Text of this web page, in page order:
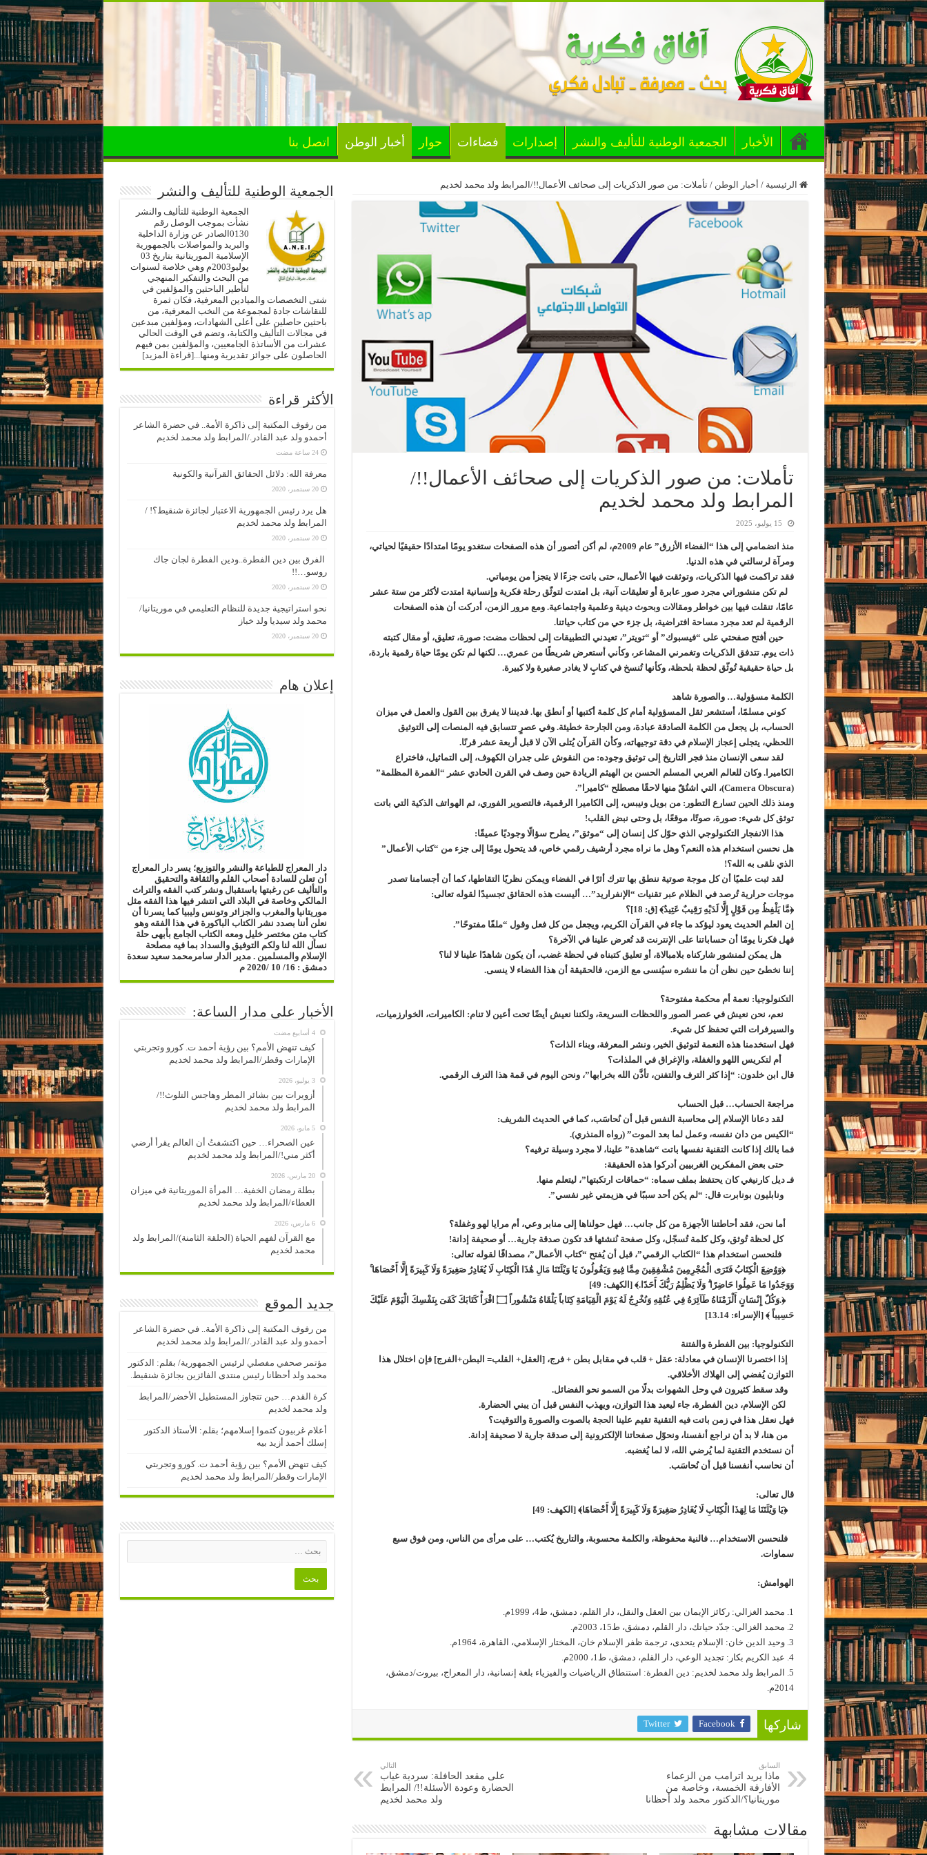
الأخبار الجمعية الوطنية للتأليف والنشر إصدارات فضاءات حوار أخبار الوطن اتصل بنا
الرئيسية / أخبار الوطن / تأملات: من صور الذكريات إلى صحائف الأعمال!!/المرابط ولد محمد لخديم
تأملات: من صور الذكريات إلى صحائف الأعمال!!/
المرابط ولد محمد لخديم
15 يوليو، 2025
منذ انضمامي إلى هذا “الفضاء الأزرق” عام 2009م، لم أكن أتصور أن هذه الصفحات ستغدو يومًا امتدادًا حقيقيًا لحياتي،
ومرآة لرسالتي في هذه الدنيا.
فقد تراكمت فيها الذكريات، وتوثقت فيها الأعمال، حتى باتت جزءًا لا يتجزأ من يومياتي.
لم تكن منشوراتي مجرد صور عابرة أو تعليقات آنية، بل امتدت لتوثّق رحلة فكرية وإنسانية امتدت لأكثر من ستة عشر
عامًا، تنقلت فيها بين خواطر ومقالات وبحوث دينية وعلمية واجتماعية. ومع مرور الزمن، أدركت أن هذه الصفحات
الرقمية لم تعد مجرد مساحة افتراضية، بل جزء حي من كتاب حياتنا.
حين أفتح صفحتي على “فيسبوك” أو “تويتر”، تعيدني التطبيقات إلى لحظات مضت: صورة، تعليق، أو مقال كتبته
ذات يوم. تتدفق الذكريات وتغمرني المشاعر، وكأني أستعرض شريطًا من عمري… لكنها لم تكن يومًا حياة رقمية باردة،
بل حياة حقيقية تُوثّق لحظة بلحظة، وكأنها تُنسخ في كتابٍ لا يغادر صغيرة ولا كبيرة.
الكلمة مسؤولية… والصورة شاهد
كوني مسلمًا، أستشعر ثقل المسؤولية أمام كل كلمة أكتبها أو أنطق بها. فديننا لا يفرق بين القول والعمل في ميزان
الحساب، بل يجعل من الكلمة الصادقة عبادة، ومن الجارحة خطيئة. وفي عصرٍ تتسابق فيه المنصات إلى التوثيق
اللحظي، يتجلى إعجاز الإسلام في دقة توجيهاته، وكأن القرآن يُتلى الآن لا قبل أربعة عشر قرنًا.
لقد سعى الإنسان منذ فجر التاريخ إلى توثيق وجوده: من النقوش على جدران الكهوف، إلى التماثيل، فاختراع
الكاميرا. وكان للعالم العربي المسلم الحسن بن الهيثم الريادة حين وصف في القرن الحادي عشر “القمرة المظلمة”
(Camera Obscura)، التي اشتُقّ منها لاحقًا مصطلح “كاميرا”.
ومنذ ذلك الحين تسارع التطور: من بويل ونيبس، إلى الكاميرا الرقمية، فالتصوير الفوري، ثم الهواتف الذكية التي باتت
توثق كل شيء: صورة، صوتًا، موقعًا، بل وحتى نبض القلب!
هذا الانفجار التكنولوجي الذي حوّل كل إنسان إلى “موثق”، يطرح سؤالًا وجوديًا عميقًا:
هل نحسن استخدام هذه النعم؟ وهل ما نراه مجرد أرشيف رقمي خاص، قد يتحول يومًا إلى جزء من “كتاب الأعمال”
الذي نلقى به الله؟!
لقد ثبت علميًا أن كل موجة صوتية ننطق بها تترك أثرًا في الفضاء ويمكن نظريًا التقاطها، كما أن أجسامنا تصدر
موجات حرارية تُرصد في الظلام عبر تقنيات “الإنفراريد”… أليست هذه الحقائق تجسيدًا لقوله تعالى:
﴿مَّا يَلْفِظُ مِن قَوْلٍ إِلَّا لَدَيْهِ رَقِيبٌ عَتِيدٌ﴾ [ق: 18]؟
إن العلم الحديث يعود ليؤكد ما جاء في القرآن الكريم، ويجعل من كل فعل وقول “ملفًا مفتوحًا”.
فهل فكرنا يومًا أن حساباتنا على الإنترنت قد تُعرض علينا في الآخرة؟
هل يمكن لمنشور شاركناه بلامبالاة، أو تعليق كتبناه في لحظة غضب، أن يكون شاهدًا علينا لا لنا؟
إننا نخطئ حين نظن أن ما ننشره سيُنسى مع الزمن، فالحقيقة أن هذا الفضاء لا ينسى.
التكنولوجيا: نعمة أم محكمة مفتوحة؟
نعم، نحن نعيش في عصر الصور واللحظات السريعة، ولكننا نعيش أيضًا تحت أعين لا تنام: الكاميرات، الخوارزميات،
والسيرفرات التي تحفظ كل شيء.
فهل استخدمنا هذه النعمة لتوثيق الخير، ونشر المعرفة، وبناء الذات؟
أم لتكريس اللهو والغفلة، والإغراق في الملذات؟
قال ابن خلدون: “إذا كثر الترف والتفنن، تأذَّن الله بخرابها”، ونحن اليوم في قمة هذا الترف الرقمي.
مراجعة الحساب… قبل الحساب
لقد دعانا الإسلام إلى محاسبة النفس قبل أن نُحاسَب، كما في الحديث الشريف:
“الكيس من دان نفسه، وعمل لما بعد الموت” (رواه المنذري).
فما بالك إذا كانت التقنية نفسها باتت “شاهدة” علينا، لا مجرد وسيلة ترفيه؟
حتى بعض المفكرين الغربيين أدركوا هذه الحقيقة:
فـ ديل كارنيغي كان يحتفظ بملف سماه: “حماقات ارتكبتها”، ليتعلم منها.
ونابليون بونابرت قال: “لم يكن أحد سببًا في هزيمتي غير نفسي”.
أما نحن، فقد أحاطتنا الأجهزة من كل جانب… فهل حولناها إلى منابر وعي، أم مرايا لهو وغفلة؟
كل لحظة تُوثق، وكل كلمة تُسجّل، وكل صفحة نُنشئها قد تكون صدقة جارية… أو صحيفة إدانة!
فلنحسن استخدام هذا “الكتاب الرقمي”، قبل أن يُفتح “كتاب الأعمال”، مصداقًا لقوله تعالى:
﴿وَوُضِعَ الْكِتَابُ فَتَرَى الْمُجْرِمِينَ مُشْفِقِينَ مِمَّا فِيهِ وَيَقُولُونَ يَا وَيْلَتَنَا مَالِ هَٰذَا الْكِتَابِ لَا يُغَادِرُ صَغِيرَةً وَلَا كَبِيرَةً إِلَّا أَحْصَاهَا ۚ
وَوَجَدُوا مَا عَمِلُوا حَاضِرًا ۗ وَلَا يَظْلِمُ رَبُّكَ أَحَدًا.﴾ [الكهف: 49]
﴿.وَكُلّ إِنْسَانٍ أَلْزَمْنَاهُ طَآئِرَهُ فِي عُنُقِهِ وَنُخْرِجُ لَهُ يَوْمَ الْقِيَامَةِ كِتَاباً يَلْقَاهُ مَنْشُوراً ۝ اقْرَأْ كَتَابَكَ كَفَىَ بِنَفْسِكَ الْيَوْمَ عَلَيْكَ
حَسِيباً ﴾ [الإسراء: 13.14]
التكنولوجيا: بين الفطرة والفتنة
إذا اختصرنا الإنسان في معادلة: عقل + قلب في مقابل بطن + فرج، [العقل+ القلب= البطن+الفرج] فإن اختلال هذا
التوازن يُفضي إلى الهلاك الأخلاقي.
وقد سقط كثيرون في وحل الشهوات بدلًا من السمو نحو الفضائل.
لكن الإسلام، دين الفطرة، جاء ليعيد هذا التوازن، ويهذب النفس قبل أن يبني الحضارة.
فهل نعقل هذا في زمن باتت فيه التقنية تقيم علينا الحجة بالصوت والصورة والتوقيت؟
من هنا، لا بد أن نراجع أنفسنا، ونحوّل صفحاتنا الإلكترونية إلى صدقة جارية لا صحيفة إدانة.
أن نستخدم التقنية لما يُرضي الله، لا لما يُغضبه.
أن نحاسب أنفسنا قبل أن نُحاسَب.
قال تعالى:
﴿يَا وَيْلَتَنَا مَا لِهَذَا الْكِتَابِ لَا يُغَادِرُ صَغِيرَةً وَلَا كَبِيرَةً إِلَّا أَحْصَاهَا﴾ [الكهف: 49]
فلنحسن الاستخدام… فالنية محفوظة، والكلمة محسوبة، والتاريخ يُكتب… على مرأى من الناس، ومن فوق سبع
سماوات.
الهوامش:
1. محمد الغزالي: ركائز الإيمان بين العقل والنقل، دار القلم، دمشق، ط4، 1999م.
2. محمد الغزالي: جدّد حياتك، دار القلم، دمشق، ط15، 2003م.
3. وحيد الدين خان: الإسلام يتحدى، ترجمة ظفر الإسلام خان، المختار الإسلامي، القاهرة، 1964م.
4. عبد الكريم بكار: تجديد الوعي، دار القلم، دمشق، ط1، 2000م.
5. المرابط ولد محمد لخديم: دين الفطرة: استنطاق الرياضيات والفيزياء بلغة إنسانية، دار المعراج، بيروت/دمشق،
2014م.
شاركها Facebook
Twitter
السابق
ماذا يريد اترامب من الزعماء
الأفارقة الخمسة، وخاصة من
موريتانيا؟/الدكتور محمد ولد أحظانا
التالي
على مقعد الحافلة: سردية غياب
الحضارة وعودة الأسئلة!!/ المرابط
ولد محمد لخديم
مقالات مشابهة
الجمعية الوطنية للتأليف والنشر
الجمعية الوطنية للتأليف والنشر
نشأت بموجب الوصل رقم
0130الصادر عن وزارة الداخلية
والبريد والمواصلات بالجمهورية
الإسلامية الموريتانية بتاريخ 03
يوليو2003م وهي خلاصة لسنوات
من البحث والتفكير المنهجي
لتأطير الباحثين والمؤلفين في
شتى التخصصات والميادين المعرفية، فكان ثمرة
للنقاشات جادة لمجموعة من النخب المعرفية، من
باحثين حاصلين على أعلى الشهادات، ومؤلفين مبدعين
في مجالات التأليف والكتابة، وتضم في الوقت الحالي
عشرات من الأساتذة الجامعيين، والمؤلفين بمن فيهم
الحاصلون على جوائز تقديرية ومنها...[قراءة المزيد]
الأكثر قراءة
من رفوف المكتبة إلى ذاكرة الأمة.. في حضرة الشاعر
أحمدو ولد عبد القادر./المرابط ولد محمد لخديم
‏24 ساعة مضت
معرفة الله: دلائل الحقائق القرآنية والكونية
20 سبتمبر، 2020
هل يرد رئيس الجمهورية الاعتبار لجائزة شنقيط؟! /
المرابط ولد محمد لخديم
20 سبتمبر، 2020
الفرق بين دين الفطرة..ودين الفطرة لجان جاك
روسو…!!
20 سبتمبر، 2020
نحو استراتيجية جديدة للنظام التعليمي في موريتانيا/
محمد ولد سيديا ولد خباز
20 سبتمبر، 2020
إعلان هام
دار المعراج للطباعة والنشر والتوزيع؛ يسر دار المعراج
أن تعلن للسادة أصحاب القلم والثقافة والتحقيق
والتأليف عن رغبتها باستقبال ونشر كتب الفقه والتراث
المالكي وخاصة في البلاد التي انتشر فيها هذا الفقه مثل
موريتانيا والمغرب والجزائر وتونس وليبيا كما يسرنا أن
نعلن أننا بصدد نشر الكتاب الباكورة في هذا الفقه وهو
كتاب متن مختصر خليل ومعه الكتاب الجامع بأبهى حلة
نسأل الله لنا ولكم التوفيق والسداد بما فيه مصلحة
الإسلام والمسلمين . مدير الدار سامرمحمد سعيد سعدة
دمشق : 16/ 10 /2020 م
الأخبار على مدار الساعة:
‏4 أسابيع مضت
كيف تنهض الأمم؟ بين رؤية أحمد ت. كورو وتجربتي
الإمارات وقطر/المرابط ولد محمد لخديم
3 يوليو، 2026
أزويرات بين بشائر المطر وهاجس التلوث!!/
المرابط ولد محمد لخديم
5 مايو، 2026
عين الصحراء… حين اكتشفتُ أن العالم يقرأ أرضي
أكثر مني!/المرابط ولد محمد لخديم
20 مارس، 2026
بطلة رمضان الخفية… المرأة الموريتانية في ميزان
العطاء/المرابط ولد محمد لخديم
6 مارس، 2026
مع القرآن لفهم الحياة (الحلقة الثامنة)/المرابط ولد
محمد لخديم
جديد الموقع
من رفوف المكتبة إلى ذاكرة الأمة.. في حضرة الشاعر
أحمدو ولد عبد القادر./المرابط ولد محمد لخديم
مؤتمر صحفي مفصلي لرئيس الجمهورية/ بقلم: الدكتور
محمد ولد أحظانا رئيس منتدى الفائزين بجائزة شنقيط.
كرة القدم… حين تتجاوز المستطيل الأخضر/المرابط
ولد محمد لخديم
أعلام غربيون كتموا إسلامهم؛ بقلم: الأستاذ الدكتور
إسلك أحمد أزيد بيه
كيف تنهض الأمم؟ بين رؤية أحمد ت. كورو وتجربتي
الإمارات وقطر/المرابط ولد محمد لخديم